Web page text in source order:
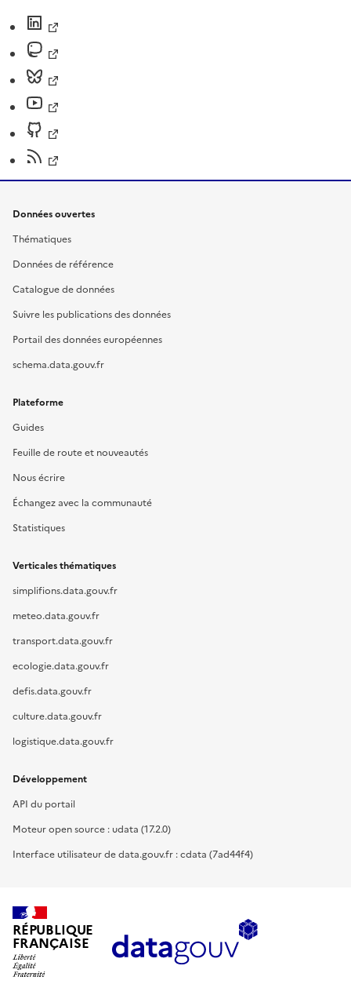
Données ouvertes
Thématiques
Données de référence
Catalogue de données
Suivre les publications des données
Portail des données européennes
schema.data.gouv.fr
Plateforme
Guides
Feuille de route et nouveautés
Nous écrire
Échangez avec la communauté
Statistiques
Verticales thématiques
simplifions.data.gouv.fr
meteo.data.gouv.fr
transport.data.gouv.fr
ecologie.data.gouv.fr
defis.data.gouv.fr
culture.data.gouv.fr
logistique.data.gouv.fr
Développement
API du portail
Moteur open source : udata (17.2.0)
Interface utilisateur de data.gouv.fr : cdata (7ad44f4)
RÉPUBLIQUE
FRANÇAISE